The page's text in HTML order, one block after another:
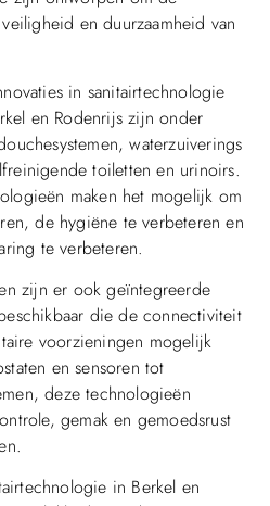
en duurzaamheid van
in sanitairtechnologie
en Rodenrijs zijn onder
waterzuiverings
toiletten en urinoirs.
maken het mogelijk om
de hygiëne te verbeteren en
te verbeteren.
zijn er ook geïntegreerde
die de connectiviteit
voorzieningen mogelijk
en sensoren tot
deze technologieën
gemak en gemoedsrust
in Berkel en